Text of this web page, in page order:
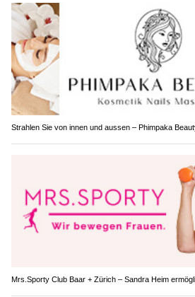
Strahlen Sie von innen und aussen – Phimpaka
Mrs.Sporty Club Baar + Zürich – Sandra Heim